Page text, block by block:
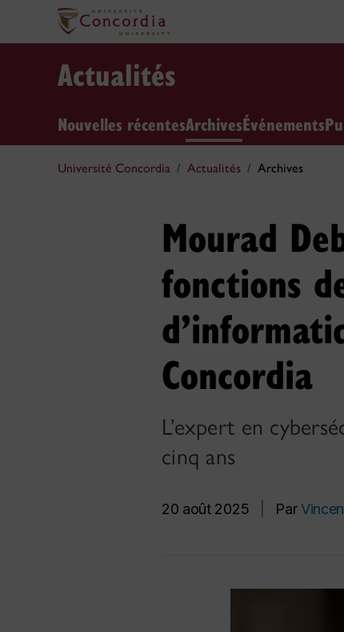
Actualités
Nouvelles récentesArchivesÉvénements
Université Concordia Actualités Archives
Mourad
fonctions
Concordia
L’expert en
cinq ans
20 août 2025 Par